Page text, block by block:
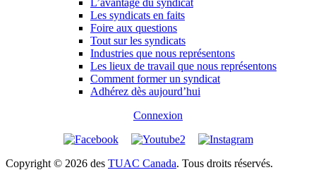
L’avantage du syndicat
Les syndicats en faits
Foire aux questions
Tout sur les syndicats
Industries que nous représentons
Les lieux de travail que nous représentons
Comment former un syndicat
Adhérez dès aujourd’hui
Connexion
Copyright © 2026 des TUAC Canada. Tous droits réservés.